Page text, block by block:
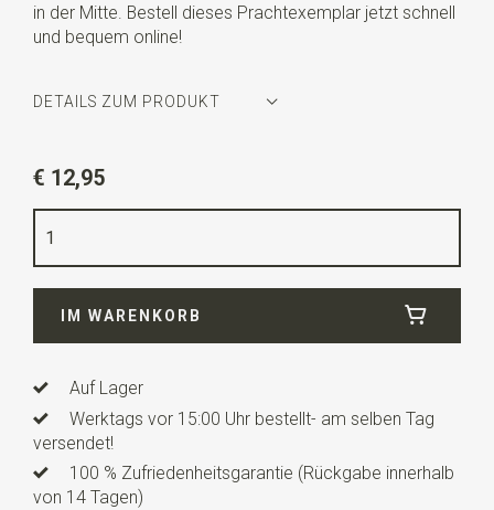
in der Mitte. Bestell dieses Prachtexemplar jetzt schnell
und bequem online!
DETAILS ZUM PRODUKT
Farbe
Qualität
€ 12,95
IM WARENKORB
Auf Lager
Werktags vor 15:00 Uhr bestellt- am selben Tag
versendet!
100 % Zufriedenheitsgarantie (Rückgabe innerhalb
von 14 Tagen)